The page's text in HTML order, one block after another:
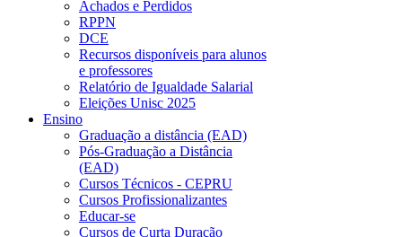
Achados e Perdidos
RPPN
DCE
Recursos disponíveis para alunos
e professores
Relatório de Igualdade Salarial
Eleições Unisc 2025
Ensino
Graduação a distância (EAD)
Pós-Graduação a Distância
(EAD)
Cursos Técnicos - CEPRU
Cursos Profissionalizantes
Educar-se
Cursos de Curta Duração